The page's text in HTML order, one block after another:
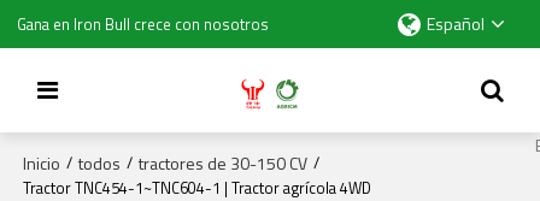
Gana en Iron Bull crece con nosotros Español
Inicio / todos / tractores de 30-150 CV /
Tractor TNC454-1~TNC604-1 | Tractor agrícola 4WD